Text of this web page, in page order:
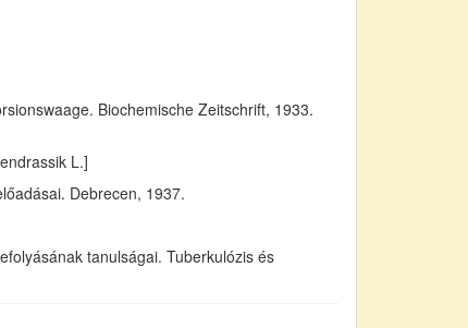
Biochemische Zeitschrift, 1933.
L.]
Debrecen, 1937.
tanulságai. Tuberkulózis és